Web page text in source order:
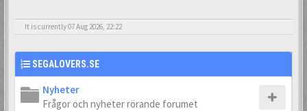
It is currently 07 Aug 2026, 22:22
SEGALOVERS.SE
Nyheter
Frågor och nyheter rörande forumet